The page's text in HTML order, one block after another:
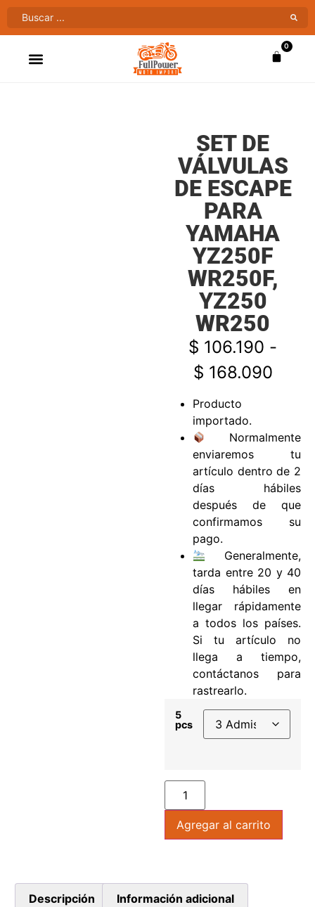
0
SET DE
VÁLVULAS
DE ESCAPE
PARA
YAMAHA
YZ250F
WR250F,
YZ250
WR250
$ 106.190 -
$ 168.090
Producto
importado.
Normalmente
enviaremos tu
artículo dentro de 2
días hábiles
después de que
confirmamos su
pago.
Generalmente,
tarda entre 20 y 40
días hábiles en
llegar rápidamente
a todos los países.
Si tu artículo no
llega a tiempo,
contáctanos para
rastrearlo.
5
pcs
Agregar al carrito
Descripción Información adicional